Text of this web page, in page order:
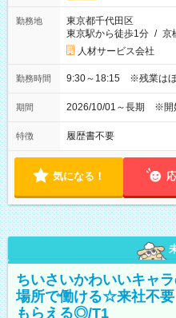
勤務地
東京都千代田区
東京駅から徒歩1分 / 京
人材サービス会社
勤務時間 9:30～18:15 ※残業はほ
期間 2026/10/01～長期 ※開
特徴 履歴書不要
気になる！
ちいさいかわいいキャ
場所で働ける☆来社不
もらえる◎/T1